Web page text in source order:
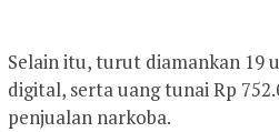
Selain itu, turut diamankan 19
digital, serta uang tunai Rp
penjualan narkoba.